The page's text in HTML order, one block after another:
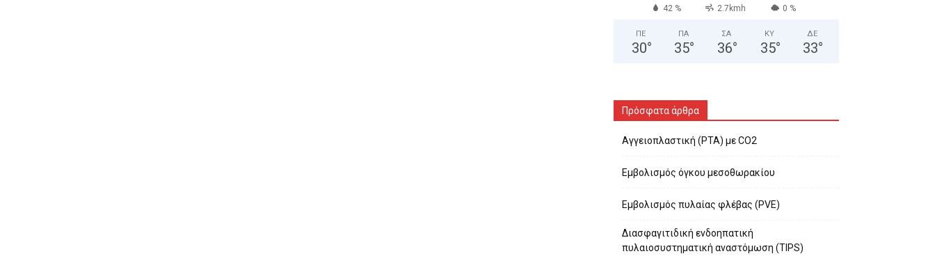
42 % 2.7kmh 0 %
ΠΕ
30°
ΠΑ
35°
ΣΑ
36°
ΚΥ
35°
ΔΕ
33°
Πρόσφατα άρθρα
Αγγειοπλαστική (PTA) με CO2
Εμβολισμός όγκου μεσοθωρακίου
Εμβολισμός πυλαίας φλέβας (PVE)
Διασφαγιτιδική ενδοηπατική
πυλαιοσυστηματική αναστόμωση (TIPS)